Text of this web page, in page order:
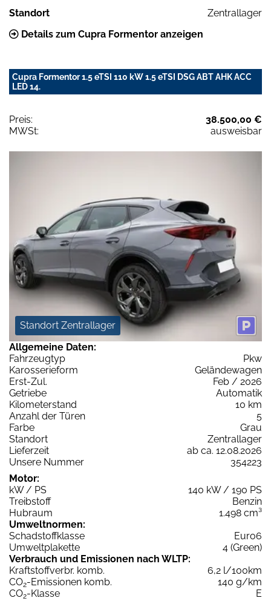
Standort
Zentrallager
Details zum Cupra Formentor anzeigen
Cupra Formentor 1.5 eTSI 110 kW 1.5 eTSI DSG ABT AHK ACC
LED 14.
Preis:
38.500,00 €
MWSt:
ausweisbar
Standort Zentrallager
Allgemeine Daten:
Fahrzeugtyp
Pkw
Karosserieform
Geländewagen
Erst-Zul.
Feb / 2026
Getriebe
Automatik
Kilometerstand
10 km
Anzahl der Türen
5
Farbe
Grau
Standort
Zentrallager
Lieferzeit
ab ca. 12.08.2026
Unsere Nummer
354223
Motor:
kW / PS
140 kW / 190 PS
Treibstoff
Benzin
Hubraum
1.498 cm³
Umweltnormen:
Schadstoffklasse
Euro6
Umweltplakette
4 (Green)
Verbrauch und Emissionen nach WLTP:
Kraftstoffverbr. komb.
6,2 l/100km
CO2-Emissionen komb.
140 g/km
CO2-Klasse
E